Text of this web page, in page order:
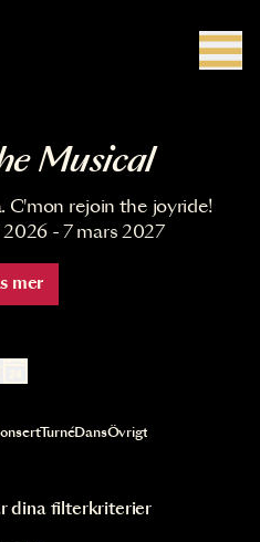
Musical
C'mon rejoin the joyride!
- 7 mars 2027
mer
automatiskt
TurnéDansÖvrigt
dina filterkriterier